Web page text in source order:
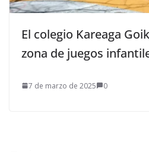
El colegio Kareaga
zona de juegos
7 de marzo de 2025 0